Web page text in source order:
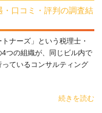
口コミ・評判の調査結
ナーズ」という税理士・
つの組織が、同じビル内で
ているコンサルティング
続きを読む